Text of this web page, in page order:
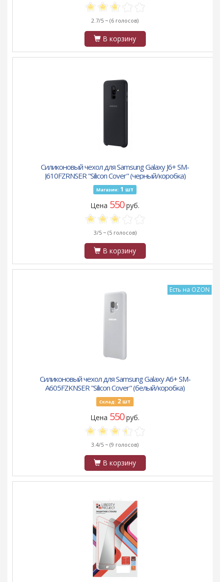
2.7/5 ~ (6 голосов)
В корзину
Силиконовый чехол для Samsung Galaxy J6+ SM-
J610FZRNSER "Silicon Cover" (черный/коробка)
Магазин: 1 шт
Цена 550руб.
3/5 ~ (5 голосов)
В корзину
Есть на OZON
Силиконовый чехол для Samsung Galaxy A6+ SM-
A605FZKNSER "Silicon Cover" (белый/коробка)
Склад: 2 шт
Цена 550руб.
3.4/5 ~ (9 голосов)
В корзину